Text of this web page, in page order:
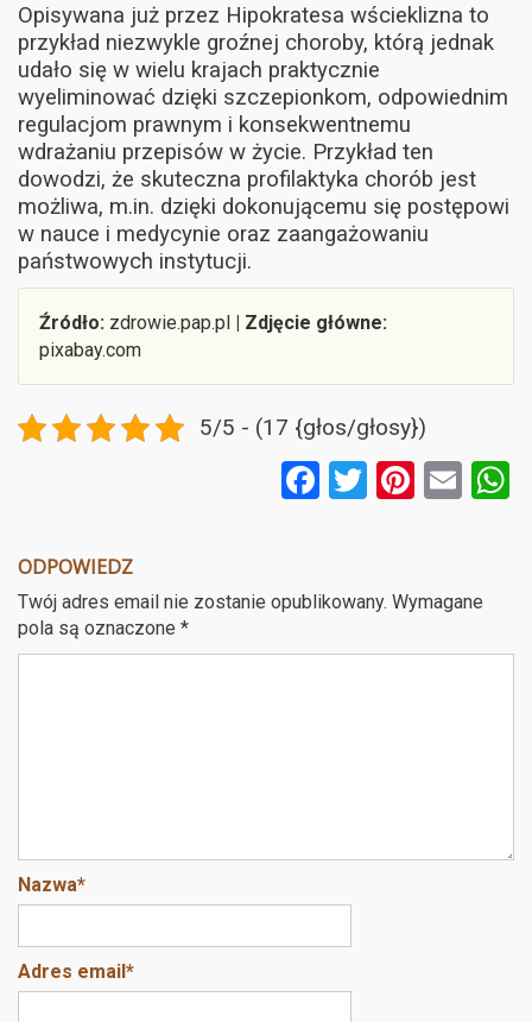
Opisywana już przez Hipokratesa wścieklizna to
przykład niezwykle groźnej choroby, którą jednak
udało się w wielu krajach praktycznie
wyeliminować dzięki szczepionkom, odpowiednim
regulacjom prawnym i konsekwentnemu
wdrażaniu przepisów w życie. Przykład ten
dowodzi, że skuteczna profilaktyka chorób jest
możliwa, m.in. dzięki dokonującemu się postępowi
w nauce i medycynie oraz zaangażowaniu
państwowych instytucji.
Źródło: zdrowie.pap.pl | Zdjęcie główne:
pixabay.com
5/5 - (17 {głos/głosy})
F
b
o
T
er
Pi
es
E
ODPOWIEDZ
Twój adres email nie zostanie opublikowany. Wymagane
pola są oznaczone *
Nazwa*
Adres email*